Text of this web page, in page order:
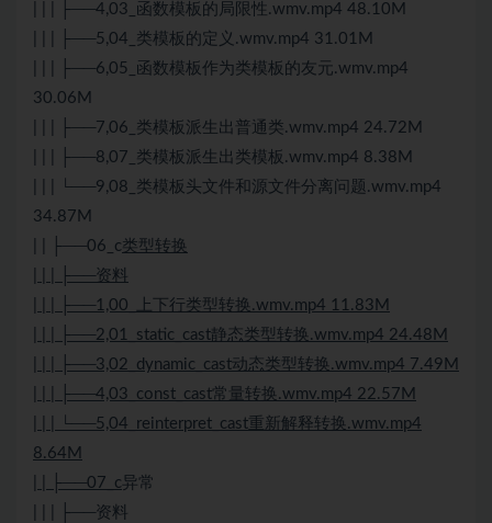
| | | ├──4,03_函数模板的局限性.wmv.mp4 48.10M
| | | ├──5,04_类模板的定义.wmv.mp4 31.01M
| | | ├──6,05_函数模板作为类模板的友元.wmv.mp4
30.06M
| | | ├──7,06_类模板派生出普通类.wmv.mp4 24.72M
| | | ├──8,07_类模板派生出类模板.wmv.mp4 8.38M
| | | └──9,08_类模板头文件和源文件分离问题.wmv.mp4
34.87M
| | ├──06_c类型转换
| | | ├──资料
| | | ├──1,00_上下行类型转换.wmv.mp4 11.83M
| | | ├──2,01_static_cast静态类型转换.wmv.mp4 24.48M
| | | ├──3,02_dynamic_cast动态类型转换.wmv.mp4 7.49M
| | | ├──4,03_const_cast常量转换.wmv.mp4 22.57M
| | | └──5,04_reinterpret_cast重新解释转换.wmv.mp4
8.64M
| | ├──07_c异常
| | | ├──资料